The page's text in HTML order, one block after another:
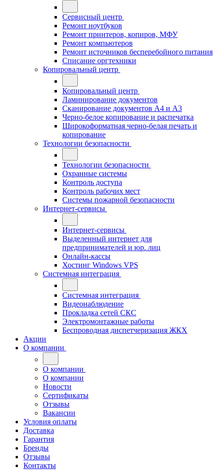
Сервисный центр
Ремонт ноутбуков
Ремонт принтеров, копиров, МФУ
Ремонт компьютеров
Ремонт источников бесперебойного питания
Списание оргтехники
Копировальный центр
Копировальный центр
Ламинирование документов
Сканирование документов А4 и А3
Черно-белое копирование и распечатка
Широкоформатная черно-белая печать и
копирование
Технологии безопасности
Технологии безопасности
Охранные системы
Контроль доступа
Контроль рабочих мест
Системы пожарной безопасности
Интернет-сервисы
Интернет-сервисы
Выделенный интернет для
предпринимателей и юр. лиц
Онлайн-кассы
Хостинг Windows VPS
Системная интеграция
Системная интеграция
Видеонаблюдение
Прокладка сетей СКС
Электромонтажные работы
Беспроводная диспетчеризация ЖКХ
Акции
О компании
О компании
О компании
Новости
Сертификаты
Отзывы
Вакансии
Условия оплаты
Доставка
Гарантия
Бренды
Отзывы
Контакты